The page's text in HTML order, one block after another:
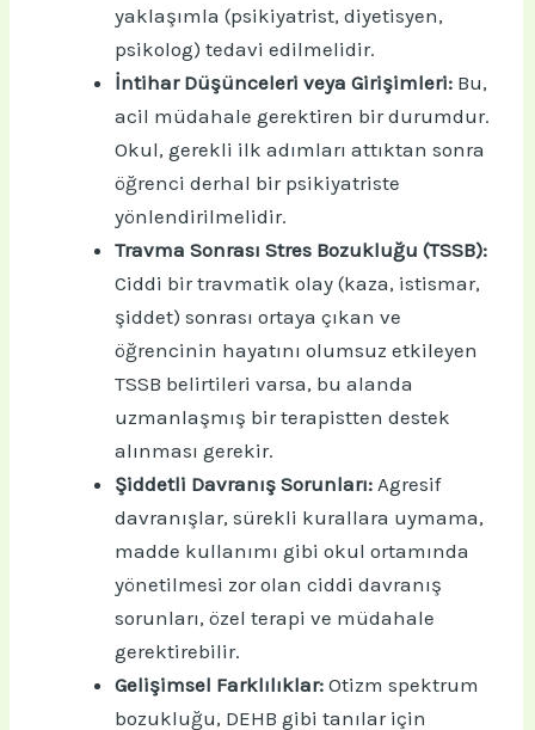
yaklaşımla (psikiyatrist, diyetisyen,
psikolog) tedavi edilmelidir.
İntihar Düşünceleri veya Girişimleri: Bu,
acil müdahale gerektiren bir durumdur.
Okul, gerekli ilk adımları attıktan sonra
öğrenci derhal bir psikiyatriste
yönlendirilmelidir.
Travma Sonrası Stres Bozukluğu (TSSB):
Ciddi bir travmatik olay (kaza, istismar,
şiddet) sonrası ortaya çıkan ve
öğrencinin hayatını olumsuz etkileyen
TSSB belirtileri varsa, bu alanda
uzmanlaşmış bir terapistten destek
alınması gerekir.
Şiddetli Davranış Sorunları: Agresif
davranışlar, sürekli kurallara uymama,
madde kullanımı gibi okul ortamında
yönetilmesi zor olan ciddi davranış
sorunları, özel terapi ve müdahale
gerektirebilir.
Gelişimsel Farklılıklar: Otizm spektrum
bozukluğu, DEHB gibi tanılar için